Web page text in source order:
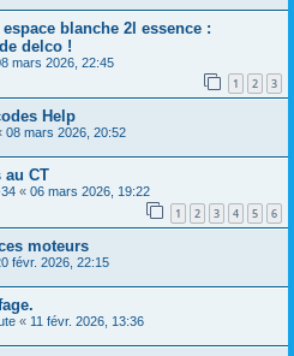
blanche 2l essence :
delco !
mars 2026, 22:45
1 2 3
Help
08 mars 2026, 20:52
au CT
« 06 mars 2026, 19:22
1 2 3 4 5 6
moteurs
févr. 2026, 22:15
« 11 févr. 2026, 13:36